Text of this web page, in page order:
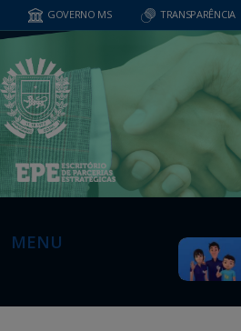
GOVERNO MS TRANSPARÊNCIA
MENU